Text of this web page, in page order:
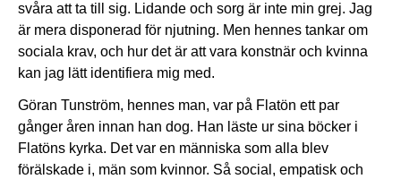
svåra att ta till sig. Lidande och sorg är inte min grej. Jag
är mera disponerad för njutning. Men hennes tankar om
sociala krav, och hur det är att vara konstnär och kvinna
kan jag lätt identifiera mig med.
Göran Tunström, hennes man, var på Flatön ett par
gånger åren innan han dog. Han läste ur sina böcker i
Flatöns kyrka. Det var en människa som alla blev
förälskade i, män som kvinnor. Så social, empatisk och